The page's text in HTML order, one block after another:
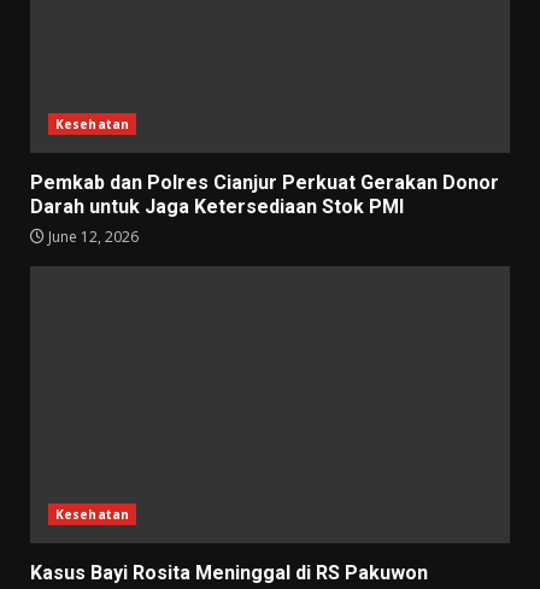
Kesehatan
Pemkab dan Polres Cianjur Perkuat Gerakan Donor
Darah untuk Jaga Ketersediaan Stok PMI
June 12, 2026
Kesehatan
Kasus Bayi Rosita Meninggal di RS Pakuwon